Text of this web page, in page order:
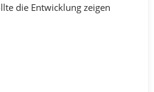
die Entwicklung zeigen